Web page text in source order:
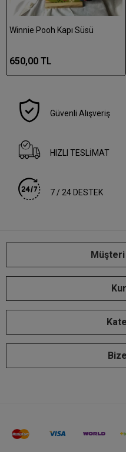
Winnie Pooh Kapı Süsü
650,00 TL
Güvenli Alışveriş
HIZLI TESLİMAT
7 / 24 DESTEK